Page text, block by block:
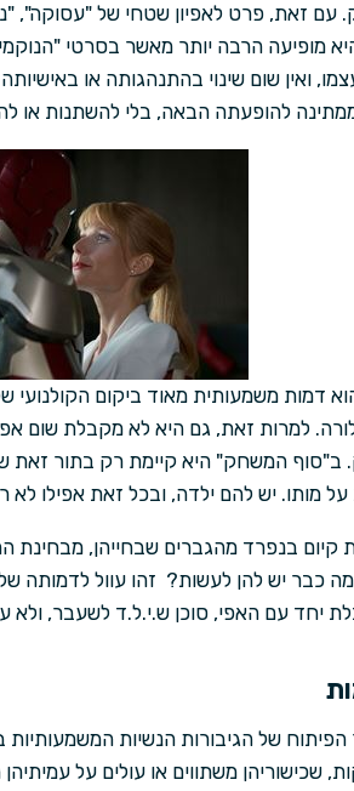
זאת, פרט לאפיון שטחי של "עסוקה",
מופיעה הרבה יותר מאשר בסרטי
ואין שום שינוי בהתנהגותה או
להופעתה הבאה, בלי להשתנות או
הוא דמות משמעותית מאוד ביקום
למרות זאת, גם היא לא מקבלת שום
המשחק" היא קיימת רק בתור זאת
מותו. יש להם ילדה, ובכל זאת אפילו לא
קיום בנפרד מהגברים שבחייהן,
כבר יש להן לעשות? זהו עוול לדמותה
יחד עם האפי, סוכן ש.י.ל.ד לשעבר,
הפיתוח של הגיבורות הנשיות
שכישוריהן משתווים או עולים על